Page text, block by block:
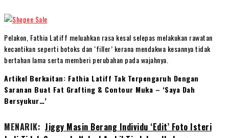
Pelakon, Fathia Latiff meluahkan rasa kesal selepas melakukan rawatan
kecantikan seperti botoks dan ‘filler’ kerana mendakwa kesannya tidak
bertahan lama serta memberi perubahan pada wajahnya.
Artikel Berkaitan: Fathia Latiff Tak Terpengaruh Dengan
Saranan Buat Fat Grafting & Contour Muka – ‘Saya Dah
Bersyukur…’
MENARIK: Jiggy Masin Berang Individu ‘Edit’ Foto Isteri